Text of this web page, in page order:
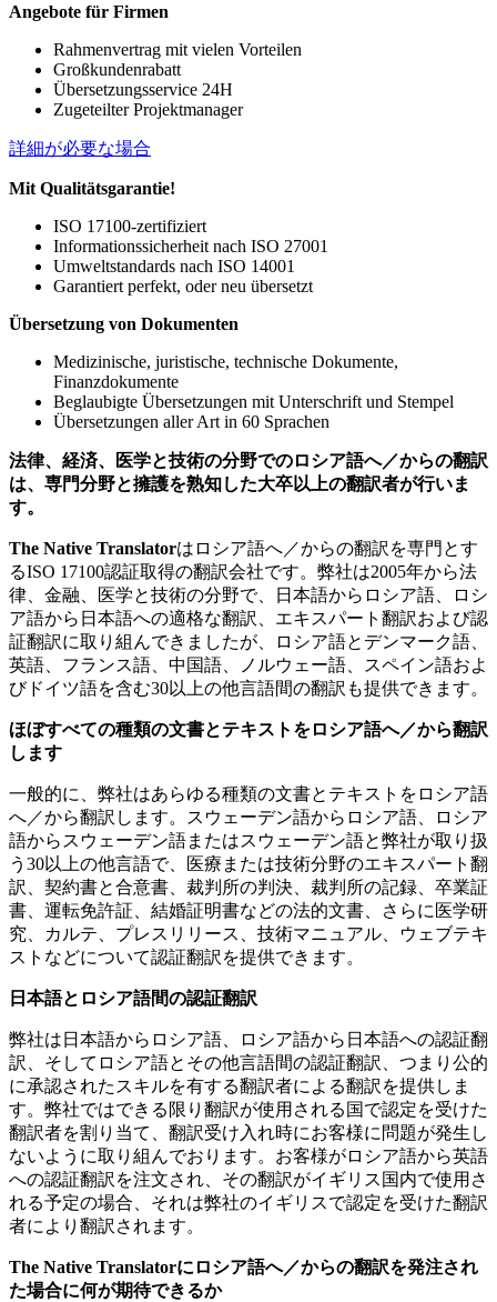
Angebote für Firmen
Rahmenvertrag mit vielen Vorteilen
Großkundenrabatt
Übersetzungsservice 24H
Zugeteilter Projektmanager
詳細が必要な場合
Mit Qualitätsgarantie!
ISO 17100-zertifiziert
Informationssicherheit nach ISO 27001
Umweltstandards nach ISO 14001
Garantiert perfekt, oder neu übersetzt
Übersetzung von Dokumenten
Medizinische, juristische, technische Dokumente,
Finanzdokumente
Beglaubigte Übersetzungen mit Unterschrift und Stempel
Übersetzungen aller Art in 60 Sprachen
法律、経済、医学と技術の分野でのロシア語へ／からの翻訳
は、専門分野と擁護を熟知した大卒以上の翻訳者が行いま
す。
The Native Translatorはロシア語へ／からの翻訳を専門とす
るISO 17100認証取得の翻訳会社です。弊社は2005年から法
律、金融、医学と技術の分野で、日本語からロシア語、ロシ
ア語から日本語への適格な翻訳、エキスパート翻訳および認
証翻訳に取り組んできましたが、ロシア語とデンマーク語、
英語、フランス語、中国語、ノルウェー語、スペイン語およ
びドイツ語を含む30以上の他言語間の翻訳も提供できます。
ほぼすべての種類の文書とテキストをロシア語へ／から翻訳
します
一般的に、弊社はあらゆる種類の文書とテキストをロシア語
へ／から翻訳します。スウェーデン語からロシア語、ロシア
語からスウェーデン語またはスウェーデン語と弊社が取り扱
う30以上の他言語で、医療または技術分野のエキスパート翻
訳、契約書と合意書、裁判所の判決、裁判所の記録、卒業証
書、運転免許証、結婚証明書などの法的文書、さらに医学研
究、カルテ、プレスリリース、技術マニュアル、ウェブテキ
ストなどについて認証翻訳を提供できます。
日本語とロシア語間の認証翻訳
弊社は日本語からロシア語、ロシア語から日本語への認証翻
訳、そしてロシア語とその他言語間の認証翻訳、つまり公的
に承認されたスキルを有する翻訳者による翻訳を提供しま
す。弊社ではできる限り翻訳が使用される国で認定を受けた
翻訳者を割り当て、翻訳受け入れ時にお客様に問題が発生し
ないように取り組んでおります。お客様がロシア語から英語
への認証翻訳を注文され、その翻訳がイギリス国内で使用さ
れる予定の場合、それは弊社のイギリスで認定を受けた翻訳
者により翻訳されます。
The Native Translatorにロシア語へ／からの翻訳を発注され
た場合に何が期待できるか